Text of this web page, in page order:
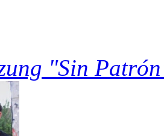
"Sin